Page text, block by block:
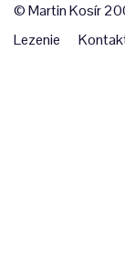
© Martin Kosír
Lezenie